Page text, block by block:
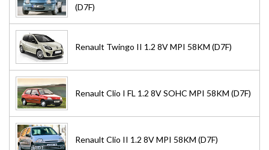
(D7F)
Renault Twingo II 1.2 8V MPI 58KM (D7F)
Renault Clio I FL 1.2 8V SOHC MPI 58KM (D7F)
Renault Clio II 1.2 8V MPI 58KM (D7F)